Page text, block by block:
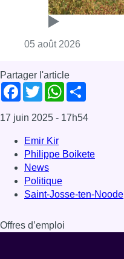
05 août 2026
Partager l'article
Facebook
TwitterWhatsApp
17 juin 2025 - 17h54
Emir Kir
Philippe Boikete
News
Politique
Saint-Josse-ten-Noode
Offres d’emploi